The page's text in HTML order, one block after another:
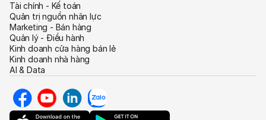
Tài chính - Kế toán
Quản trị nguồn nhân lực
Marketing - Bán hàng
Quản lý - Điều hành
Kinh doanh cửa hàng bán lẻ
Kinh doanh nhà hàng
AI & Data